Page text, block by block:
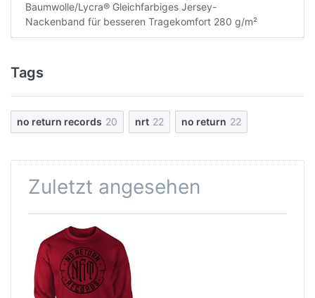
Baumwolle/Lycra® Gleichfarbiges Jersey-
Nackenband für besseren Tragekomfort 280 g/m²
Tags
no return records 20 nrt 22 no return 22
Zuletzt angesehen